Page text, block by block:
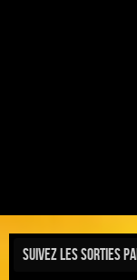
Suivez les sorties